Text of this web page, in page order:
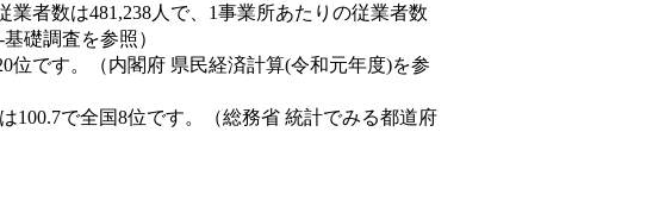
者数は481,238人で、1事業所あたりの従業者数
礎調査を参照）
位です。（内閣府 県民経済計算(令和元年度)を参
100.7で全国8位です。（総務省 統計でみる都道府